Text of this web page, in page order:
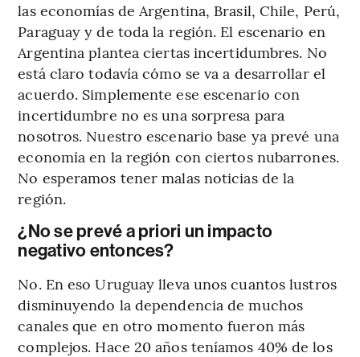
las economías de Argentina, Brasil, Chile, Perú,
Paraguay y de toda la región. El escenario en
Argentina plantea ciertas incertidumbres. No
está claro todavía cómo se va a desarrollar el
acuerdo. Simplemente ese escenario con
incertidumbre no es una sorpresa para
nosotros. Nuestro escenario base ya prevé una
economía en la región con ciertos nubarrones.
No esperamos tener malas noticias de la
región.
¿No se prevé a priori un impacto
negativo entonces?
No. En eso Uruguay lleva unos cuantos lustros
disminuyendo la dependencia de muchos
canales que en otro momento fueron más
complejos. Hace 20 años teníamos 40% de los